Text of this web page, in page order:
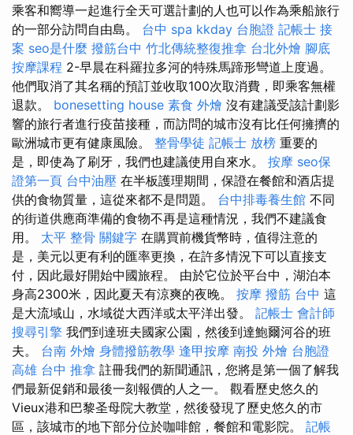
乘客和嚮導一起進行全天可選計劃的人也可以作為乘船旅行
的一部分訪問自由島。 台中 spa kkday 台胞證 記帳士 接
案 seo是什麼 撥筋台中 竹北傳統整復推拿 台北外燴 腳底
按摩課程 2-早晨在科羅拉多河的特殊馬蹄形彎道上度過。
他們取消了其名稱的預訂並收取100次取消費，即乘客無權
退款。 bonesetting house 素食 外燴 沒有建議受該計劃影
響的旅行者進行疫苗接種，而訪問的城市沒有比任何擁擠的
歐洲城市更有健康風險。 整骨學徒 記帳士 放榜 重要的
是，即使為了刷牙，我們也建議使用自來水。 按摩 seo保
證第一頁 台中油壓 在半板護理期間，保證在餐館和酒店提
供的食物質量，這從來都不是問題。 台中排毒養生館 不同
的街道供應商準備的食物不再是這種情況，我們不建議食
用。 太平 整骨 關鍵字 在購買前機貨幣時，值得注意的
是，美元以更有利的匯率更換，在許多情況下可以直接支
付，因此最好開始中國旅程。 由於它位於平台中，湖泊本
身高2300米，因此夏天有涼爽的夜晚。 按摩 撥筋 台中 這
是大流域山，水域從大西洋或太平洋出發。 記帳士 會計師
搜尋引擎 我們到達班夫國家公園，然後到達鮑爾河谷的班
夫。 台南 外燴 身體撥筋教學 逢甲按摩 南投 外燴 台胞證
高雄 台中 推拿 註冊我們的新聞通訊，您將是第一個了解我
們最新促銷和最後一刻報價的人之一。 觀看歷史悠久的
Vieux港和巴黎圣母院大教堂，然後發現了歷史悠久的市
區，該城市的地下部分位於咖啡館，餐館和電影院。 記帳